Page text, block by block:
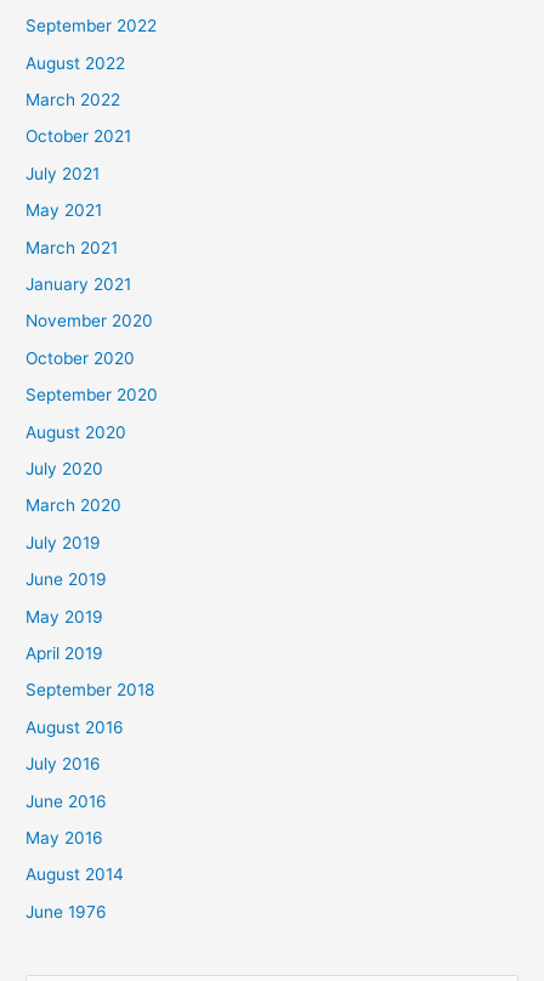
September 2022
August 2022
March 2022
October 2021
July 2021
May 2021
March 2021
January 2021
November 2020
October 2020
September 2020
August 2020
July 2020
March 2020
July 2019
June 2019
May 2019
April 2019
September 2018
August 2016
July 2016
June 2016
May 2016
August 2014
June 1976